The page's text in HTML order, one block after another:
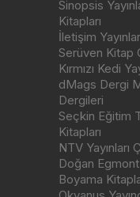
Sinopsis
Kitapları
İletişim
Serüven Kitap
Kırmızı Kedi
dMags Dergi
Dergileri
Seçkin Eğitim
Kitapları
NTV Yayınları
Doğan Egmont
Boyama